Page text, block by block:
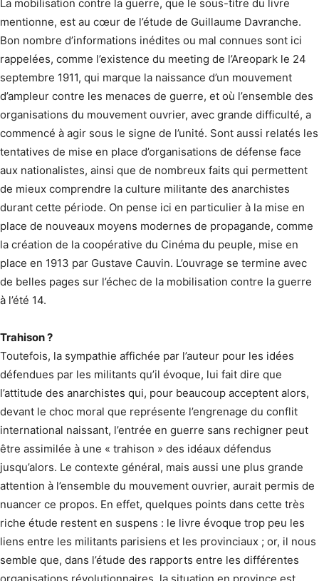
La mobilisation contre la guerre, que le sous-titre du livre
mentionne, est au cœur de l’étude de Guillaume Davranche.
Bon nombre d’informations inédites ou mal connues sont ici
rappelées, comme l’existence du meeting de l’Areopark le 24
septembre 1911, qui marque la naissance d’un mouvement
d’ampleur contre les menaces de guerre, et où l’ensemble des
organisations du mouvement ouvrier, avec grande difficulté, a
commencé à agir sous le signe de l’unité. Sont aussi relatés les
tentatives de mise en place d’organisations de défense face
aux nationalistes, ainsi que de nombreux faits qui permettent
de mieux comprendre la culture militante des anarchistes
durant cette période. On pense ici en particulier à la mise en
place de nouveaux moyens modernes de propagande, comme
la création de la coopérative du Cinéma du peuple, mise en
place en 1913 par Gustave Cauvin. L’ouvrage se termine avec
de belles pages sur l’échec de la mobilisation contre la guerre
à l’été 14.
Trahison ?
Toutefois, la sympathie affichée par l’auteur pour les idées
défendues par les militants qu’il évoque, lui fait dire que
l’attitude des anarchistes qui, pour beaucoup acceptent alors,
devant le choc moral que représente l’engrenage du conflit
international naissant, l’entrée en guerre sans rechigner peut
être assimilée à une « trahison » des idéaux défendus
jusqu’alors. Le contexte général, mais aussi une plus grande
attention à l’ensemble du mouvement ouvrier, aurait permis de
nuancer ce propos. En effet, quelques points dans cette très
riche étude restent en suspens : le livre évoque trop peu les
liens entre les militants parisiens et les provinciaux ; or, il nous
semble que, dans l’étude des rapports entre les différentes